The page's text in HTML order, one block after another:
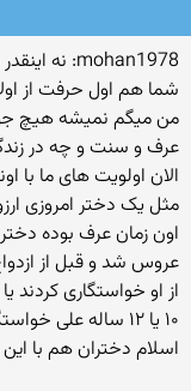
mohan1978: نه اینقدر یکطرفه که شما میگی
شما هم اول حرفت از
من میگم نمیشه هیچ
عرف و سنت و چه در
الان اولویت های ما
مثل یک دختر امروزی
۱۰ یا ۱۲ ساله علی
اسلام دختران هم با